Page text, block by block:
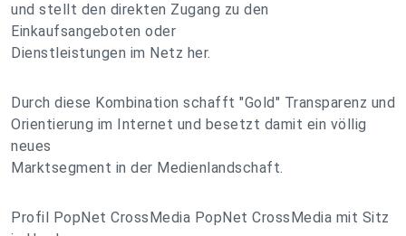
und stellt den direkten Zugang zu den
Einkaufsangeboten oder
Dienstleistungen im Netz her.
Durch diese Kombination schafft "Gold" Transparenz und
Orientierung im Internet und besetzt damit ein völlig
neues
Marktsegment in der Medienlandschaft.
Profil PopNet CrossMedia PopNet CrossMedia mit Sitz